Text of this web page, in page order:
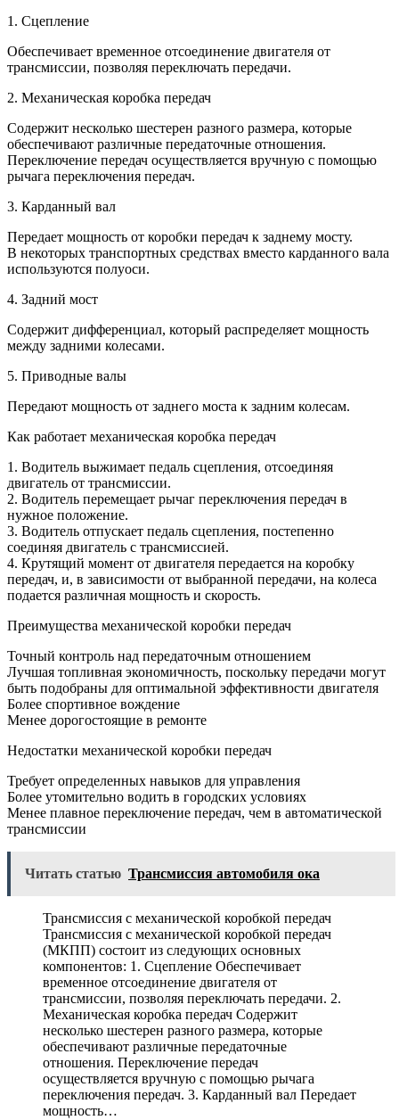
1. Сцепление
Обеспечивает временное отсоединение двигателя от
трансмиссии, позволяя переключать передачи.
2. Механическая коробка передач
Содержит несколько шестерен разного размера, которые
обеспечивают различные передаточные отношения.
Переключение передач осуществляется вручную с помощью
рычага переключения передач.
3. Карданный вал
Передает мощность от коробки передач к заднему мосту.
В некоторых транспортных средствах вместо карданного вала
используются полуоси.
4. Задний мост
Содержит дифференциал, который распределяет мощность
между задними колесами.
5. Приводные валы
Передают мощность от заднего моста к задним колесам.
Как работает механическая коробка передач
1. Водитель выжимает педаль сцепления, отсоединяя
двигатель от трансмиссии.
2. Водитель перемещает рычаг переключения передач в
нужное положение.
3. Водитель отпускает педаль сцепления, постепенно
соединяя двигатель с трансмиссией.
4. Крутящий момент от двигателя передается на коробку
передач, и, в зависимости от выбранной передачи, на колеса
подается различная мощность и скорость.
Преимущества механической коробки передач
Точный контроль над передаточным отношением
Лучшая топливная экономичность, поскольку передачи могут
быть подобраны для оптимальной эффективности двигателя
Более спортивное вождение
Менее дорогостоящие в ремонте
Недостатки механической коробки передач
Требует определенных навыков для управления
Более утомительно водить в городских условиях
Менее плавное переключение передач, чем в автоматической
трансмиссии
Читать статью Трансмиссия автомобиля ока
Трансмиссия с механической коробкой передач
Трансмиссия с механической коробкой передач
(МКПП) состоит из следующих основных
компонентов: 1. Сцепление Обеспечивает
временное отсоединение двигателя от
трансмиссии, позволяя переключать передачи. 2.
Механическая коробка передач Содержит
несколько шестерен разного размера, которые
обеспечивают различные передаточные
отношения. Переключение передач
осуществляется вручную с помощью рычага
переключения передач. 3. Карданный вал Передает
мощность…